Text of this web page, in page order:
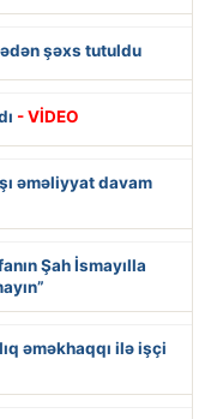
şəxs tutuldu
- VİDEO
əməliyyat davam
Şah İsmayılla
əməkhaqqı ilə işçi